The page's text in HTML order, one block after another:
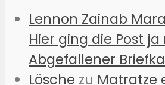
Lennon Zainab
Hier ging die Post
Abgefallener
Lösche zu Matratze